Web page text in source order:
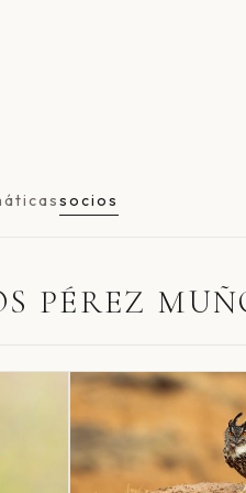
socios
PÉREZ